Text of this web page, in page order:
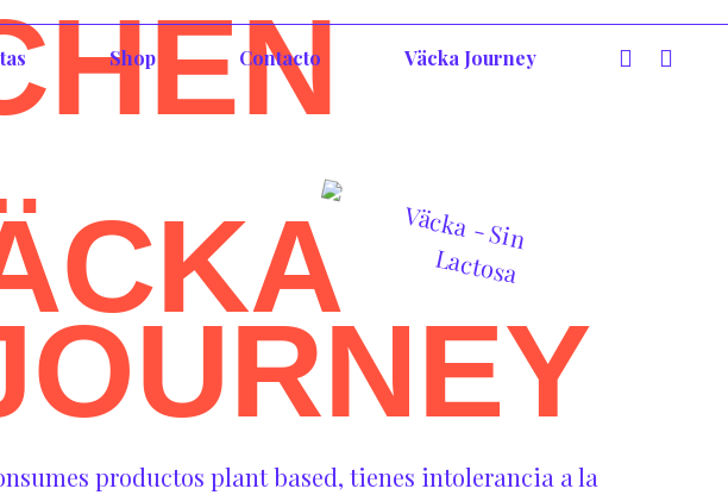
Shop Contacto Väcka Journey
productos plant based, tienes intolerancia a la